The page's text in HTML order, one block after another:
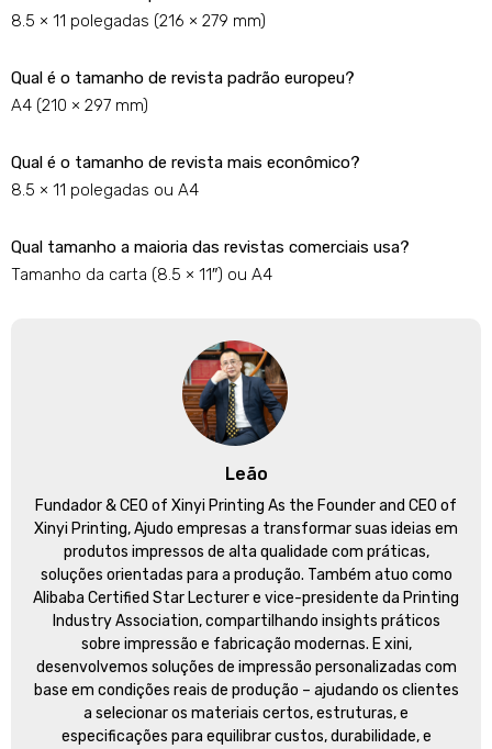
8.5 × 11 polegadas (216 × 279 mm)
Qual é o tamanho de revista padrão europeu?
A4 (210 × 297 mm)
Qual é o tamanho de revista mais econômico?
8.5 × 11 polegadas ou A4
Qual tamanho a maioria das revistas comerciais usa?
Tamanho da carta (8.5 × 11″) ou A4
Leão
Fundador &CEO of Xinyi Printing As the Founder and CEO of
Xinyi Printing, Ajudo empresas a transformar suas ideias em
produtos impressos de alta qualidade com práticas,
soluções orientadas para a produção. Também atuo como
Alibaba Certified Star Lecturer e vice-presidente da Printing
Industry Association, compartilhando insights práticos
sobre impressão e fabricação modernas. E xini,
desenvolvemos soluções de impressão personalizadas com
base em condições reais de produção – ajudando os clientes
a selecionar os materiais certos, estruturas, e
especificações para equilibrar custos, durabilidade, e